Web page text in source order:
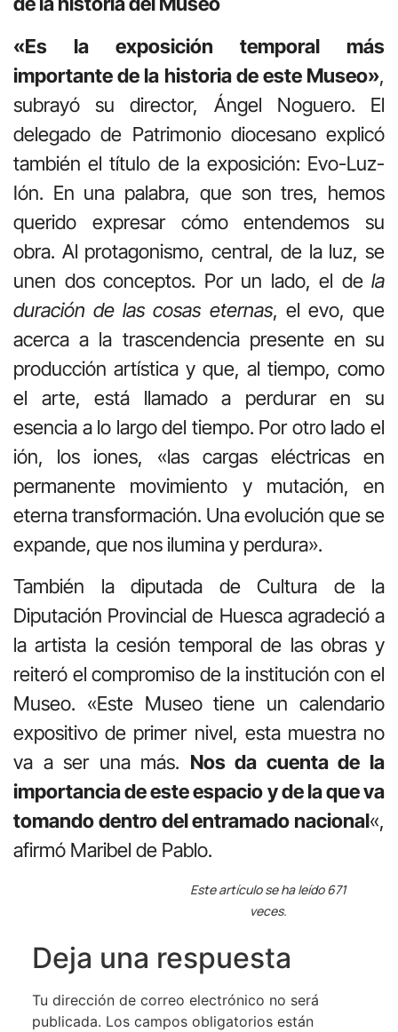
«Es la exposición temporal más
importante de la historia de este Museo»,
subrayó su director, Ángel Noguero. El
delegado de Patrimonio diocesano explicó
también el título de la exposición: Evo-Luz-
Ión. En una palabra, que son tres, hemos
querido expresar cómo entendemos su
obra. Al protagonismo, central, de la luz, se
unen dos conceptos. Por un lado, el de la
duración de las cosas eternas, el evo, que
acerca a la trascendencia presente en su
producción artística y que, al tiempo, como
el arte, está llamado a perdurar en su
esencia a lo largo del tiempo. Por otro lado el
ión, los iones, «las cargas eléctricas en
permanente movimiento y mutación, en
eterna transformación. Una evolución que se
expande, que nos ilumina y perdura».
También la diputada de Cultura de la
Diputación Provincial de Huesca agradeció a
la artista la cesión temporal de las obras y
reiteró el compromiso de la institución con el
Museo. «Este Museo tiene un calendario
expositivo de primer nivel, esta muestra no
va a ser una más. Nos da cuenta de la
importancia de este espacio y de la que va
tomando dentro del entramado nacional«,
afirmó Maribel de Pablo.
Este artículo se ha leído 671
veces.
Deja una respuesta
Tu dirección de correo electrónico no será
publicada. Los campos obligatorios están